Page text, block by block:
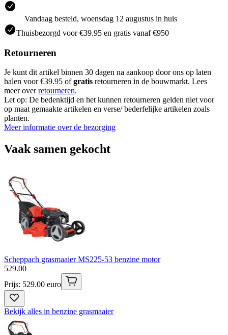
Vandaag besteld, woensdag 12 augustus in huis
Thuisbezorgd voor €39.95 en gratis vanaf €950
Retourneren
Je kunt dit artikel binnen 30 dagen na aankoop door ons op laten
halen voor €39.95 ofgratis retourneren in de bouwmarkt. Lees
meer overretourneren.
Let op: De bedenktijd en het kunnen retourneren gelden niet voor
op maat gemaakte artikelen en verse/ bederfelijke artikelen zoals
planten.
Meer informatie over de bezorging
Vaak samen gekocht
Scheppach grasmaaier MS225-53 benzine motor
529.00
Prijs: 529.00 euro
Bekijk alles in benzine grasmaaier